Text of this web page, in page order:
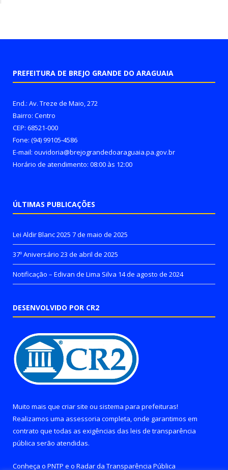
PREFEITURA DE BREJO GRANDE DO ARAGUAIA
End.: Av. Treze de Maio, 272
Bairro: Centro
CEP: 68521-000
Fone: (94) 99105-4586
E-mail: ouvidoria@brejograndedoaraguaia.pa.gov.br
Horário de atendimento: 08:00 às 12:00
ÚLTIMAS PUBLICAÇÕES
Lei Aldir Blanc 2025 7 de maio de 2025
37º Aniversário 23 de abril de 2025
Notificação – Edivan de Lima Silva 14 de agosto de 2024
DESENVOLVIDO POR CR2
Muito mais que criar site ou sistema para prefeituras!
Realizamos uma assessoria completa, onde garantimos em
contrato que todas as exigências das leis de transparência
pública serão atendidas.
Conheça o PNTP e o Radar da Transparência Pública